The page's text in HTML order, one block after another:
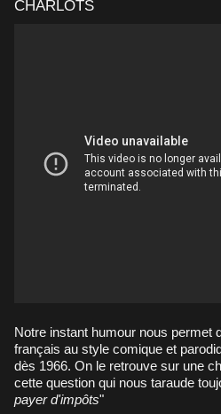
CHARLOTS
Notre instant humour nous permet de retrouver ce groupe
français au style comique et
dès 1966. On le retrouve sur une
cette question qui nous taraude
payer d'impôts"